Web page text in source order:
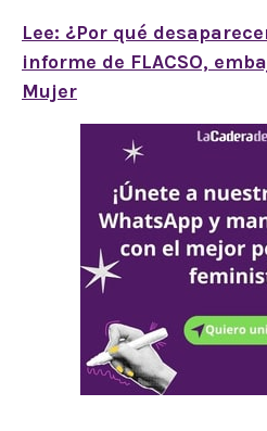
Lee: ¿Por qué
informe de FLACSO,
Mujer